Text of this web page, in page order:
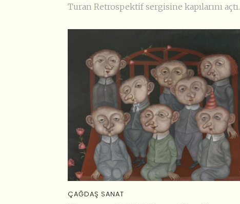
Turan Retrospektif sergisine kapılarını açtı.
ÇAĞDAŞ SANAT